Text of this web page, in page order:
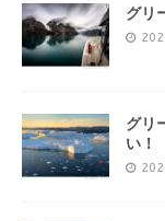
グリ
グリ
い！